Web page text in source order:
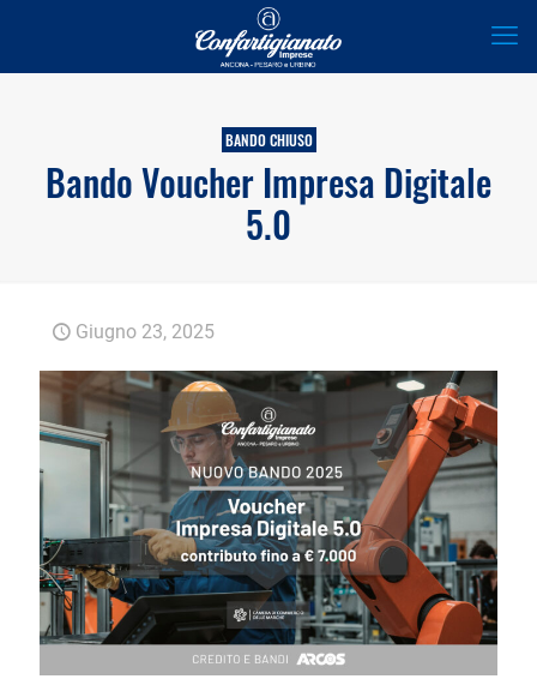
BANDO CHIUSO
Bando Voucher Impresa Digitale
5.0
Giugno 23, 2025